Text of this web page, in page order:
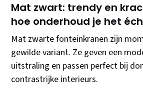
Mat zwart: trendy en
hoe onderhoud je het
Mat zwarte fonteinkranen zijn
gewilde variant. Ze geven een
uitstraling en passen perfect bij
contrastrijke interieurs.